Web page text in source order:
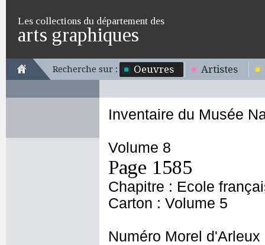
Les collections du département des
arts graphiques
Recherche sur : Oeuvres Artistes
Inventaire du Musée
Volume 8
Page 1585
Chapitre : Ecole
Carton : Volume 5
Numéro Morel